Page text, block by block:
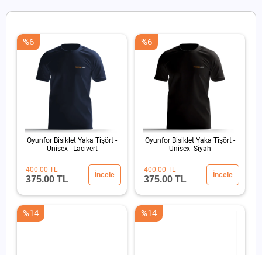
Oyunfor Bisiklet Yaka Tişört -
Unisex - Lacivert
%6
400.00 TL
375.00 TL İncele
Oyunfor Bisiklet Yaka Tişört -
Unisex -Siyah
%6
400.00 TL
375.00 TL İncele
%14 %14